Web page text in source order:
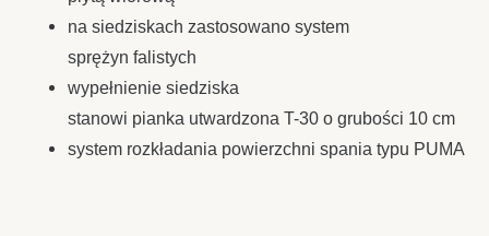
na siedziskach zastosowano system
sprężyn falistych
wypełnienie siedziska
stanowi pianka utwardzona T-30 o grubości 10 cm
system rozkładania powierzchni spania typu PUMA